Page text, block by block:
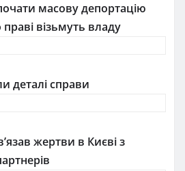
масову депортацію
візьмуть владу
деталі справи
жертви в Києві з